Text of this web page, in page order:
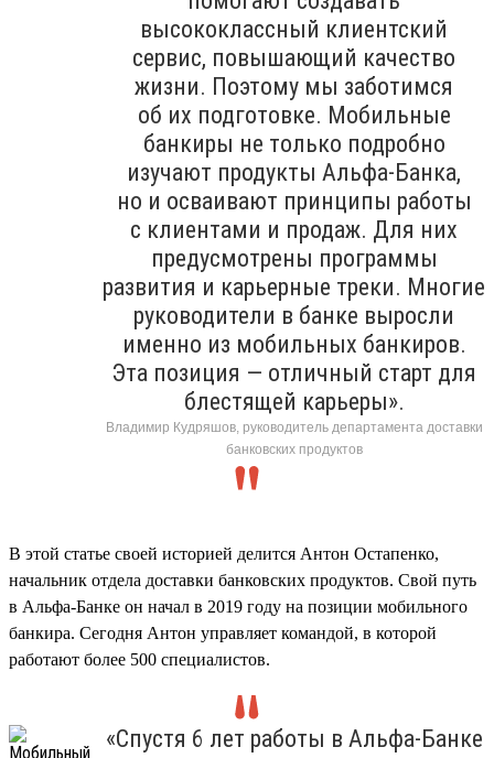
высококлассный клиентский
сервис, повышающий качество
жизни. Поэтому мы заботимся
об их подготовке. Мобильные
банкиры не только подробно
изучают продукты Альфа-Банка,
но и осваивают принципы работы
с клиентами и продаж. Для них
предусмотрены программы
развития и карьерные треки. Многие
руководители в банке выросли
именно из мобильных банкиров.
Эта позиция — отличный старт для
блестящей карьеры».
Владимир Кудряшов, руководитель департамента доставки
банковских продуктов
В этой статье своей историей делится Антон Остапенко,
начальник отдела доставки банковских продуктов. Свой путь
в Альфа-Банке он начал в 2019 году на позиции мобильного
банкира. Сегодня Антон управляет командой, в которой
работают более 500 специалистов.
«Спустя 6 лет работы в Альфа-Банке